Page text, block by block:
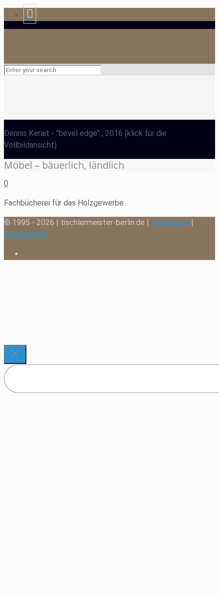
Dennis Kerait - "bevel edge" , 2016 (klick für die
Vollbildansicht)
Möbel – bäuerlich, ländlich
0
Fachbücherei für das Holzgewerbe
© 1995 - 2026 | tischlermeister-berlin.de | Impressum
Datenschutz